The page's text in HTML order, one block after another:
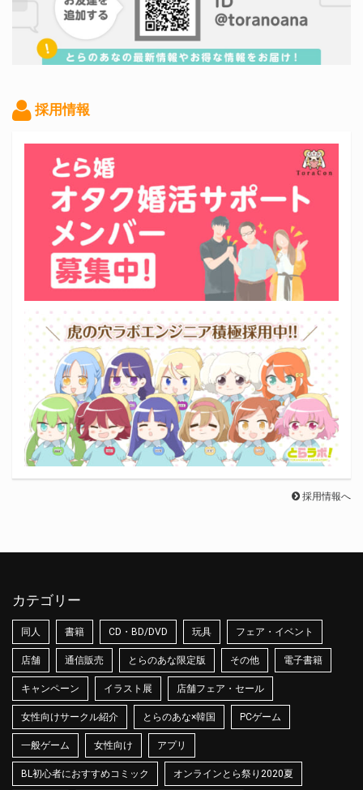
採用情報
採用情報へ
カテゴリー
同人 書籍 CD・BD/DVD 玩具 フェア・イベント
店舗 通信販売 とらのあな限定版 その他 電子書籍
キャンペーン イラスト展 店舗フェア・セール
女性向けサークル紹介 とらのあな×韓国 PCゲーム
一般ゲーム 女性向け アプリ
BL初心者におすすめコミック オンラインとら祭り2020夏